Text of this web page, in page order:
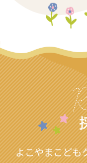
よこやまこども